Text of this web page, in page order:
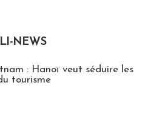
NEWS
: Hanoï veut séduire les
tourisme